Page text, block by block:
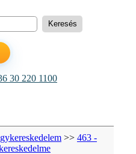
30 220 1100
>> 463 -